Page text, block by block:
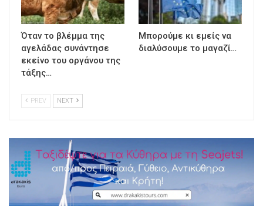
Όταν το βλέμμα της
αγελάδας συνάντησε
εκείνο του οργάνου της
τάξης…
Μπορούμε κι εμείς να
διαλύσουμε το μαγαζί…
PREV NEXT